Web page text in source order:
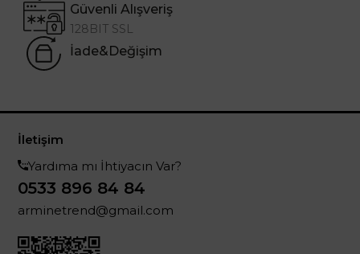
Güvenli Alışveriş
128BIT SSL
İade&Değişim
İletişim
Yardıma mı İhtiyacın Var?
0533 896 84 84
arminetrend@gmail.com